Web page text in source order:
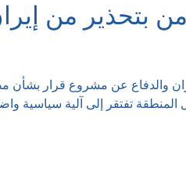
بتحذير من
والدفاع عن مشروع قرار
تفتقر إلى آلية سياسية